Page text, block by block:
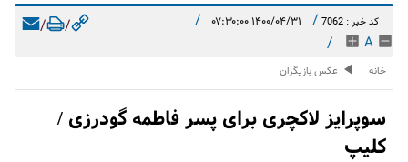
کد خبر : 7062 / ۱۴۰۰/۰۴/۳۱ ۰۷:۳۰:۰۰ /
A
/
/
/
خانه عکس بازیگران
سوپرایز لاکچری برای پسر فاطمه گودرزی /
کلیپ